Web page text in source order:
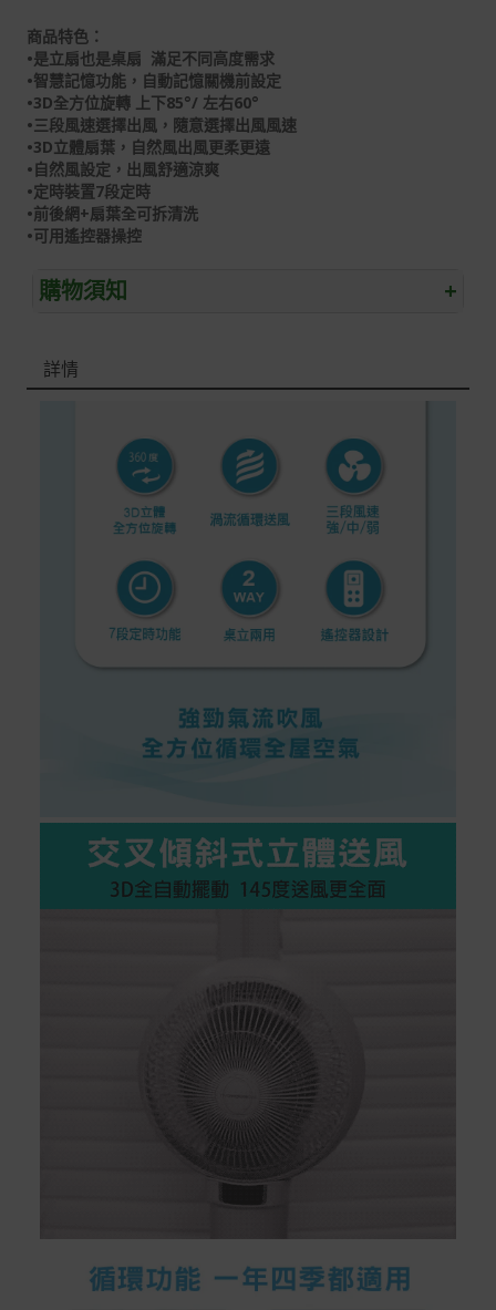
商品特色：
•是立扇也是桌扇 滿足不同高度需求
•智慧記憶功能，自動記憶關機前設定
•3D全方位旋轉 上下85°/ 左右60°
•三段風速選擇出風，隨意選擇出風風速
•3D立體扇葉，自然風出風更柔更遠
•自然風設定，出風舒適涼爽
•定時裝置7段定時
•前後網+扇葉全可拆清洗
•可用遙控器操控
購物須知 +
本網站消費者享有商品到貨七天鑑賞期之權益(鑑賞期並非
到貨七天內消費者有權申請退貨或換貨；超過七天以上(含
假日)，恕無法辦理。
退回之商品必須是全新狀態且完整包裝(含商品、附件、包
裝、紙箱及所有附隨文件或資料)。
商品到貨後進行開箱前請全程錄影以確保自身權益 ! 非商
品本身瑕疵之退貨商品若有上述不完整之情況，本公司有
權向消費者收取相應的整新費用。
*遊戲光碟、軟體等影音商品屬智慧財產權之商品。依消費
者保護法第十九條第二項規定，一經拆封後恕不接受退換
如有相關退換貨服務需求，您可以透過專線或服務信箱聯
本站商品除有特別標示收取運費之商品，其餘全館皆可免
運宅配到府。
Acer旗下品牌商品除可宅配配送全台各地外，部分商品可
以選擇配送至全台各地服務中心。
您可以於「我的訂單」內查詢訂單出貨狀態 (路徑：我的帳
實際的到貨時間依配合的物流商做安排，在無特殊狀況下
可在出貨後的兩個工作天內送達。
預購商品依商品頁面上的出貨時間安排，且有可能因實際
生產狀況有延後情況發生。
s://www.acer.com/tw-zh/support/warranty/product-wa
rranties
詳情